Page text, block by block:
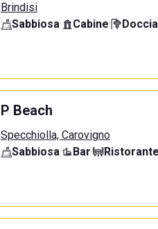
Brindisi
Sabbiosa· Cabine·
P Beach
Specchiolla, Carovigno
Sabbiosa· Bar· Ristorante